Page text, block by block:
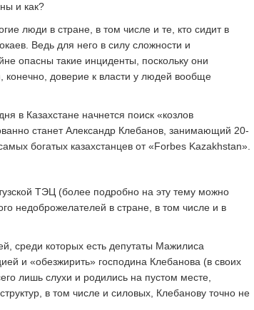
и как?
люди в стране, в том числе и те, кто сидит в
Ведь для него в силу сложности и
опасны такие инциденты, поскольку они
конечно, доверие к власти у людей вообще
в Казахстане начнется поиск «козлов
станет Александр Клебанов, занимающий 20-
богатых казахстанцев от «Forbes Kazakhstan».
ТЭЦ (более подробно на эту тему можно
недоброжелателей в стране, в том числе и в
среди которых есть депутаты Мажилиса
и «обезжирить» господина Клебанова (в своих
лишь слухи и родились на пустом месте,
в том числе и силовых, Клебанову точно не